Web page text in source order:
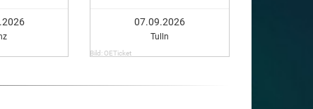
07.09.2026
Tulln
Bild: OETicket